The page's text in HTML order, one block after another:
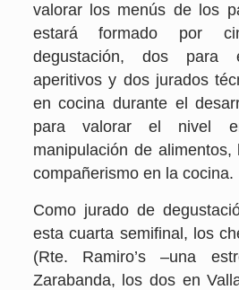
valorar los menús de los
estará formado por
degustación, dos para
aperitivos y dos jurados
en cocina durante el
para valorar el nivel
manipulación de
compañerismo en la cocina.
Como jurado de
esta cuarta semifinal, los
(Rte. Ramiro’s –una
Zarabanda, los dos en